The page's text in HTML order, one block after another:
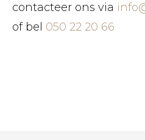
contacteer ons via
of bel 050 22 20 66